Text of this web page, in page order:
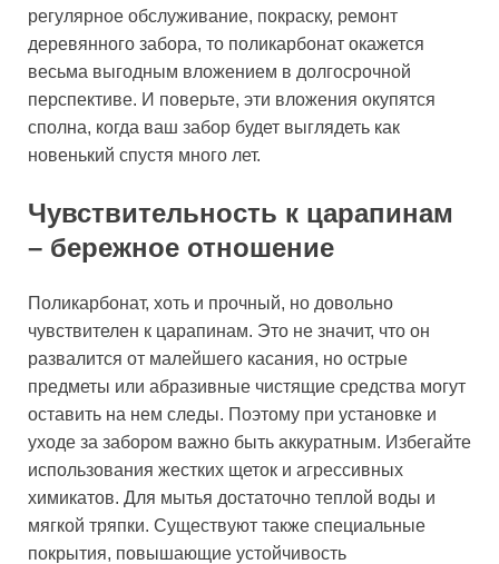
регулярное обслуживание, покраску, ремонт
деревянного забора, то поликарбонат окажется
весьма выгодным вложением в долгосрочной
перспективе. И поверьте, эти вложения окупятся
сполна, когда ваш забор будет выглядеть как
новенький спустя много лет.
Чувствительность к царапинам
– бережное отношение
Поликарбонат, хоть и прочный, но довольно
чувствителен к царапинам. Это не значит, что он
развалится от малейшего касания, но острые
предметы или абразивные чистящие средства могут
оставить на нем следы. Поэтому при установке и
уходе за забором важно быть аккуратным. Избегайте
использования жестких щеток и агрессивных
химикатов. Для мытья достаточно теплой воды и
мягкой тряпки. Существуют также специальные
покрытия, повышающие устойчивость